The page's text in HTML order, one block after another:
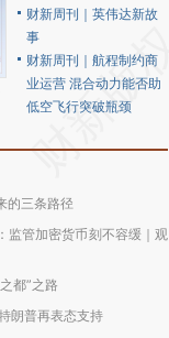
财新周刊｜英伟达新故
事
财新周刊｜航程制约商
业运营 混合动力能否助
低空飞行突破瓶颈
的三条路径
监管加密货币刻不容缓｜观
都”之路
朗普再表态支持